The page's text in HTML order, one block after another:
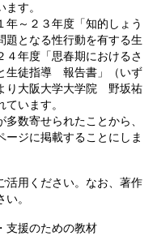
す。
～２３年度「知的しょう
題となる性行動を有する生
４年度「思春期におけるさ
生徒指導 報告書」（いず
り大阪大学大学院 野坂祐
います。
数寄せられたことから、
ージに掲載することにしま
活用ください。なお、著作
。
支援のための教材